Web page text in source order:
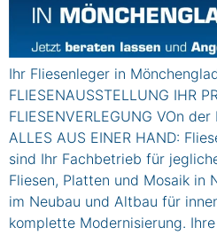
Ihr Fliesenleger in
FLIESENAUSSTELLUNG IHR
FLIESENVERLEGUNG VOn
ALLES AUS EINER HAND:
sind Ihr Fachbetrieb für
Fliesen, Platten und Mosaik in
im Neubau und Altbau für
komplette Modernisierung.